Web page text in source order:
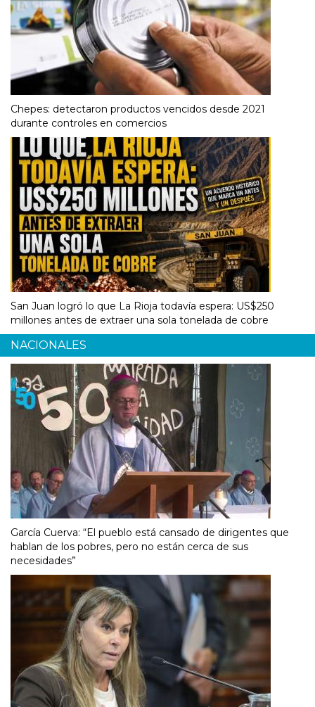
Chepes: detectaron productos vencidos desde 2021
durante controles en comercios
San Juan logró lo que La Rioja todavía espera: US$250
millones antes de extraer una sola tonelada de cobre
NACIONALES
García Cuerva: “El pueblo está cansado de dirigentes que
hablan de los pobres, pero no están cerca de sus
necesidades”